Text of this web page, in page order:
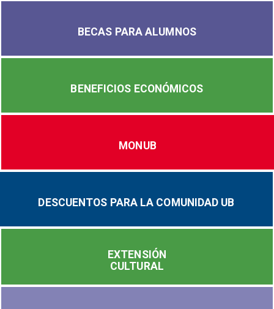
BECAS PARA ALUMNOS
BENEFICIOS ECONÓMICOS
MONUB
DESCUENTOS PARA LA COMUNIDAD UB
EXTENSIÓN
CULTURAL